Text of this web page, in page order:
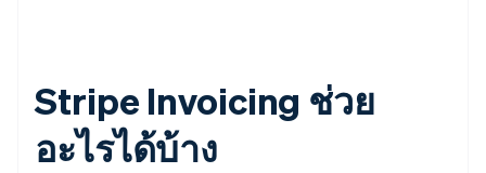
Stripe Invoicing ช่วย
อะไรได้บ้าง